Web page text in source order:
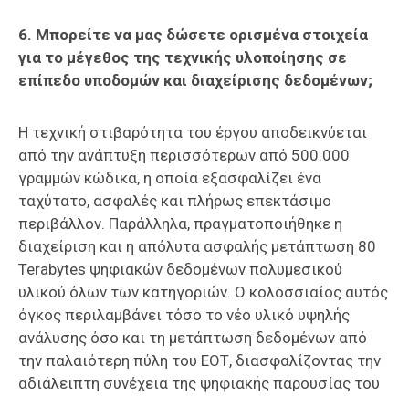
6. Μπορείτε να μας δώσετε ορισμένα στοιχεία
για το μέγεθος της τεχνικής υλοποίησης σε
επίπεδο υποδομών και διαχείρισης δεδομένων;
Η τεχνική στιβαρότητα του έργου αποδεικνύεται
από την ανάπτυξη περισσότερων από 500.000
γραμμών κώδικα, η οποία εξασφαλίζει ένα
ταχύτατο, ασφαλές και πλήρως επεκτάσιμο
περιβάλλον. Παράλληλα, πραγματοποιήθηκε η
διαχείριση και η απόλυτα ασφαλής μετάπτωση 80
Terabytes ψηφιακών δεδομένων πολυμεσικού
υλικού όλων των κατηγοριών. Ο κολοσσιαίος αυτός
όγκος περιλαμβάνει τόσο το νέο υλικό υψηλής
ανάλυσης όσο και τη μετάπτωση δεδομένων από
την παλαιότερη πύλη του ΕΟΤ, διασφαλίζοντας την
αδιάλειπτη συνέχεια της ψηφιακής παρουσίας του